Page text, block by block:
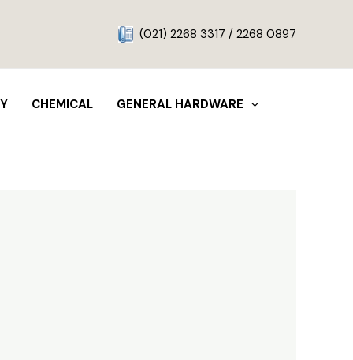
(021) 2268 3317 / 2268 0897
CHEMICAL GENERAL HARDWARE